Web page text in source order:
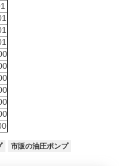
市販の油圧ポンプ